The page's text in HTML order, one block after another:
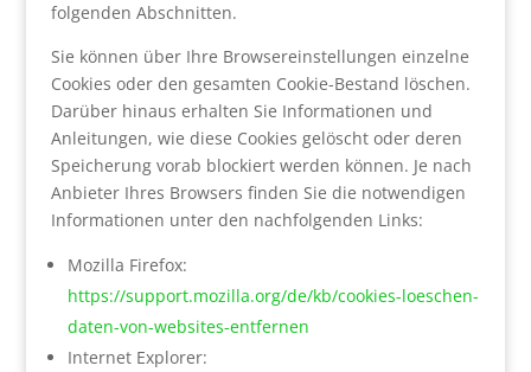
fol­gen­den Abschnit­ten.
Sie kön­nen über Ihre Brow­ser­ein­stel­lun­gen ein­zel­ne
Coo­kies oder den gesam­ten Coo­kie-Bestand löschen.
Dar­über hin­aus erhal­ten Sie Infor­ma­tio­nen und
Anlei­tun­gen, wie die­se Coo­kies gelöscht oder deren
Spei­che­rung vor­ab blo­ckiert wer­den kön­nen. Je nach
Anbie­ter Ihres Brow­sers fin­den Sie die not­wen­di­gen
Infor­ma­tio­nen unter den nach­fol­gen­den Links:
Mozil­la Fire­fox:
https://support.mozilla.org/de/kb/cookies-loeschen-
daten-von-websites-entfernen
Inter­net Explo­rer: